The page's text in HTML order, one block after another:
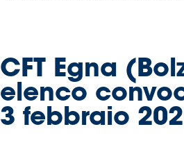
SGS
Paralimpico
Serie
A
CFT Egna
elenco
3 febbraio